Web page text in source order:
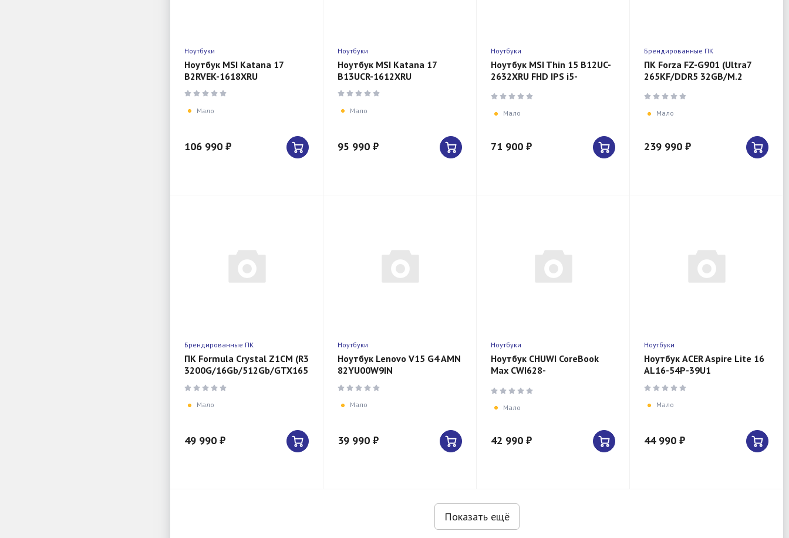
Ноутбуки
Ноутбук MSI Katana 17
B2RVEK-1618XRU
Мало
106 990 ₽
Ноутбуки
Ноутбук MSI Katana 17
B13UCR-1612XRU
Мало
95 990 ₽
Ноутбуки
Ноутбук MSI Thin 15 B12UC-
2632XRU FHD IPS i5-
SSD/RTX 3050-4Gb
Мало
71 900 ₽
Брендированные ПК
ПК Forza FZ-G901 (Ultra7
265KF/DDR5 32GB/M.2
Мало
239 990 ₽
Брендированные ПК
ПК Formula Crystal Z1CM (R3
3200G/16Gb/512Gb/GTX1650/600W)
Мало
49 990 ₽
Ноутбуки
Ноутбук Lenovo V15 G4 AMN
82YU00W9IN
Мало
39 990 ₽
Ноутбуки
Ноутбук CHUWI CoreBook
Max CWI628-
Мало
42 990 ₽
Ноутбуки
Ноутбук ACER Aspire Lite 16
AL16-54P-39U1
Мало
44 990 ₽
Показать ещё